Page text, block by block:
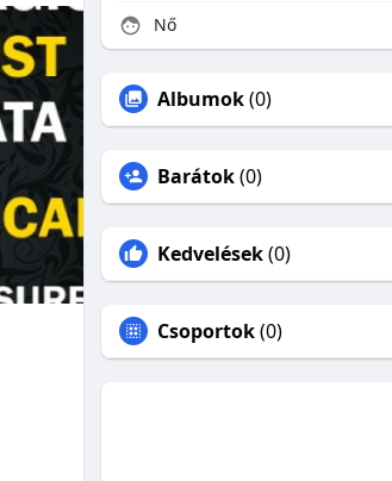
Nő
Albumok(0)
Barátok(0)
Kedvelések(0)
Csoportok(0)